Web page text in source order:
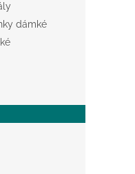
dámké